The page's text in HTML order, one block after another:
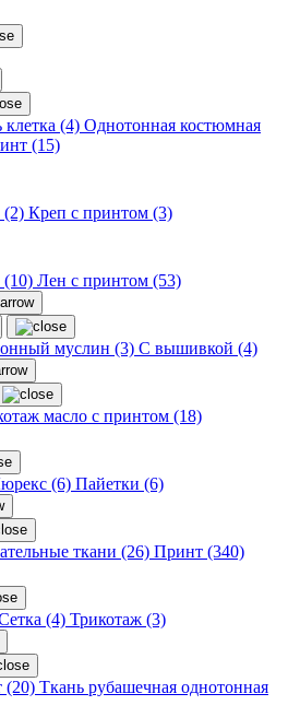
(4) Однотонная костюмная
(15)
(2) Креп с принтом (3)
Лен с принтом (53)
муслин (3) С вышивкой (4)
масло с принтом (18)
(6) Пайетки (6)
ткани (26) Принт (340)
(4) Трикотаж (3)
(20) Ткань рубашечная однотонная